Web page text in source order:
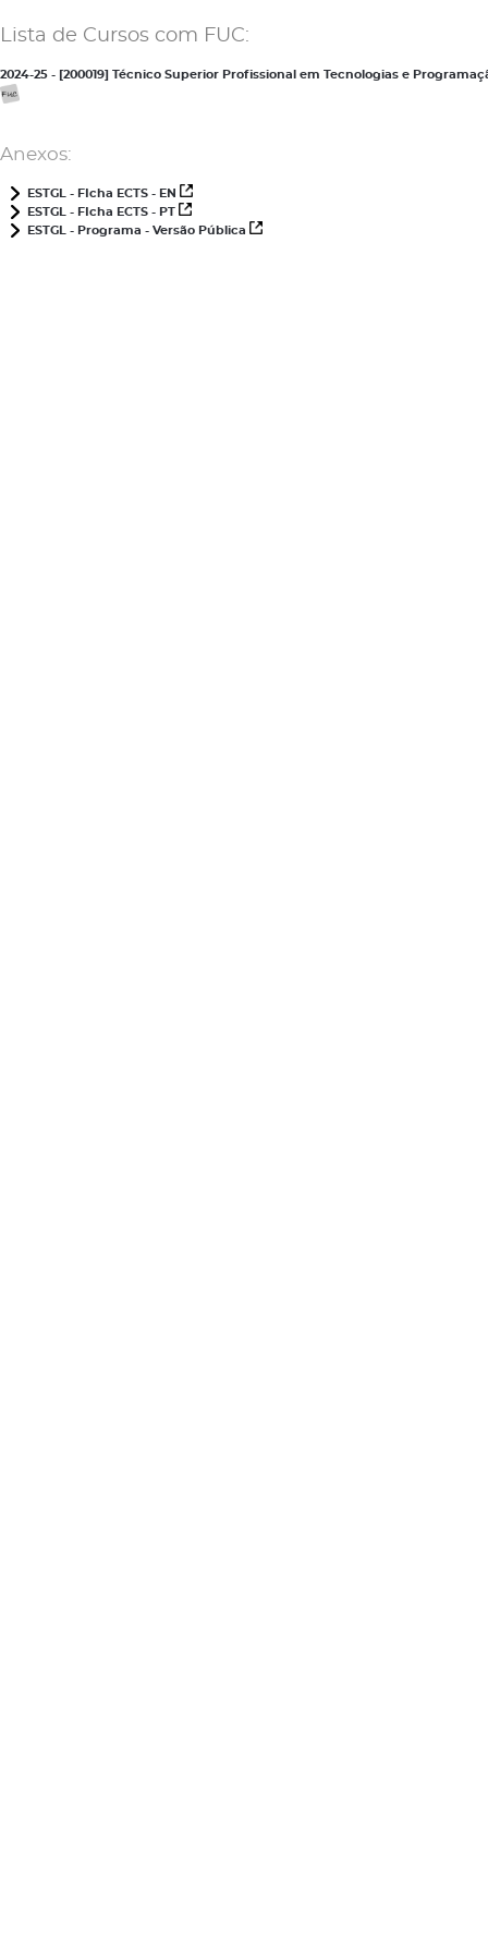
Lista de Cursos com FUC:
2024-25 - [200019] Técnico Superior Profissional em Tecnologias e
Anexos:
ESTGL - FIcha ECTS - EN
ESTGL - FIcha ECTS - PT
ESTGL - Programa - Versão Pública